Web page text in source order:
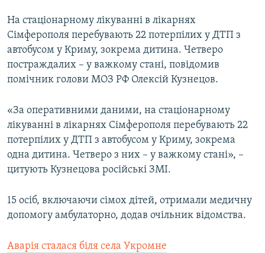
Усі сайти RFE/RL
На стаціонарному лікуванні в лікарнях
Сімферополя перебувають 22 потерпілих у ДТП з
автобусом у Криму, зокрема дитина. Четверо
постраждалих – у важкому стані, повідомив
помічник голови МОЗ РФ Олексій Кузнецов.
«За оперативними даними, на стаціонарному
лікуванні в лікарнях Сімферополя перебувають 22
потерпілих у ДТП з автобусом у Криму, зокрема
одна дитина. Четверо з них – у важкому стані», –
цитують Кузнецова російські ЗМІ.
15 осіб, включаючи сімох дітей, отримали медичну
допомогу амбулаторно, додав очільник відомства.
Аварія сталася біля села Укромне